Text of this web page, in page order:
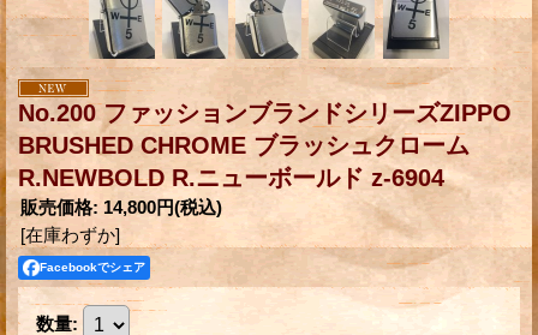
No.200 ファッションブランドシリーズZIPPO
BRUSHED CHROME ブラッシュクローム
R.NEWBOLD R.ニューボールド z-6904
販売価格: 14,800円(税込)
[在庫わずか]
Facebookでシェア
数量: